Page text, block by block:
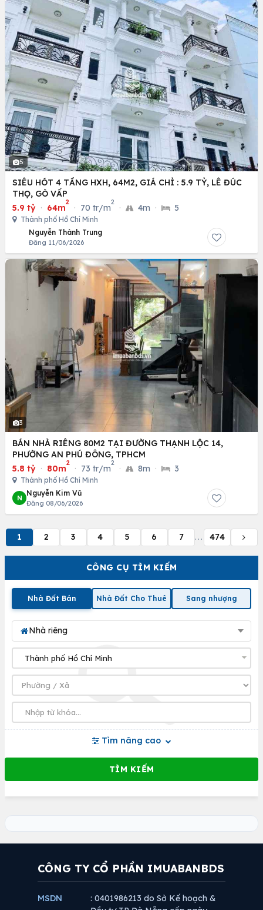
CÔNG CỤ TÌM KIẾM
Nhà Đất Bán Nhà Đất Cho Thuê Sang nhượng
Nhà riêng
Tìm nâng cao
5
SIÊU HÓT 4 TẦNG HXH, 64M2, GIÁ CHỈ : 5.9 TỶ, LÊ ĐÚC
THỌ, GÒ VẤP
5.9 tỷ · 64m
2
· 70 tr/m
2
· 4m · 5
Thành phố Hồ Chí Minh
Nguyễn Thành Trung
Đăng 11/06/2026
3
BÁN NHÀ RIÊNG 80M2 TẠI ĐƯỜNG THẠNH LỘC 14,
PHƯỜNG AN PHÚ ĐÔNG, TPHCM
5.8 tỷ · 80m
2
· 73 tr/m
2
· 8m · 3
Thành phố Hồ Chí Minh
N
Nguyễn Kim Vũ
Đăng 08/06/2026
1 2 3 4 5 6 7 ... 474
CÔNG TY CỔ PHẦN IMUABANBDS
MSDN
: 0401986213 do Sở Kế hoạch &